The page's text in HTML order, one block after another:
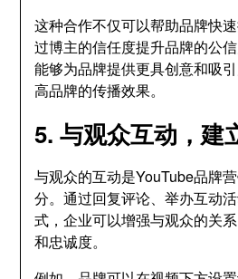
这种合作不仅可以帮助品牌快
过博主的信任度提升品牌的公
能够为品牌提供更具创意和吸
高品牌的传播效果。
5. 与观众互动，建
与观众的互动是YouTube品牌
分。通过回复评论、举办互动
式，企业可以增强与观众的关
和忠诚度。